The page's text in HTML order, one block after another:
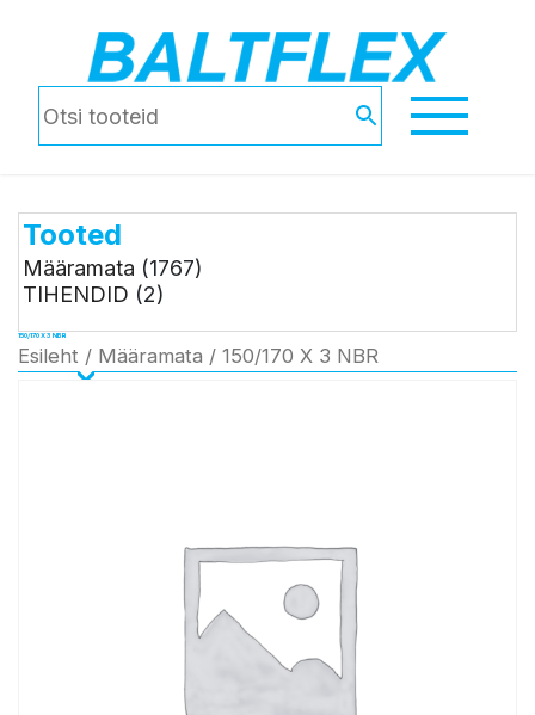
Tooted
Määramata (1767)
TIHENDID (2)
150/170 X 3 NBR
Esileht / Määramata / 150/170 X 3 NBR